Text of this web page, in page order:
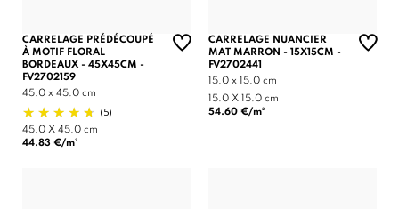
CARRELAGE PRÉDÉCOUPÉ
À MOTIF FLORAL
BORDEAUX - 45X45CM -
FV2702159
45.0 x 45.0 cm
(5)
45.0 X 45.0 cm
44.83 €/m²
CARRELAGE NUANCIER
MAT MARRON - 15X15CM -
FV2702441
15.0 x 15.0 cm
15.0 X 15.0 cm
54.60 €/m²